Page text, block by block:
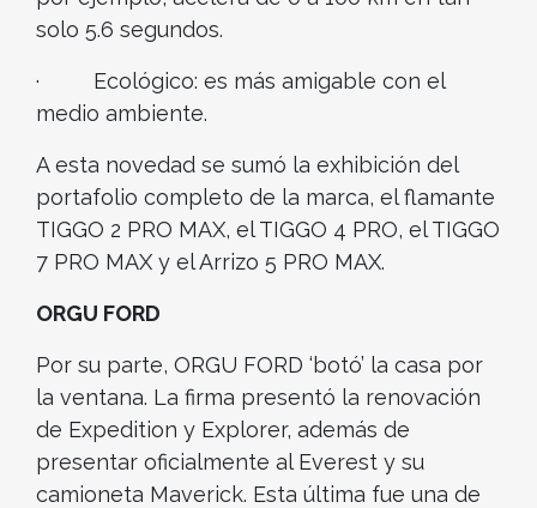
solo 5.6 segundos.
· Ecológico: es más amigable con el
medio ambiente.
A esta novedad se sumó la exhibición del
portafolio completo de la marca, el flamante
TIGGO 2 PRO MAX, el TIGGO 4 PRO, el TIGGO
7 PRO MAX y el Arrizo 5 PRO MAX.
ORGU FORD
Por su parte, ORGU FORD ‘botó’ la casa por
la ventana. La firma presentó la renovación
de Expedition y Explorer, además de
presentar oficialmente al Everest y su
camioneta Maverick. Esta última fue una de